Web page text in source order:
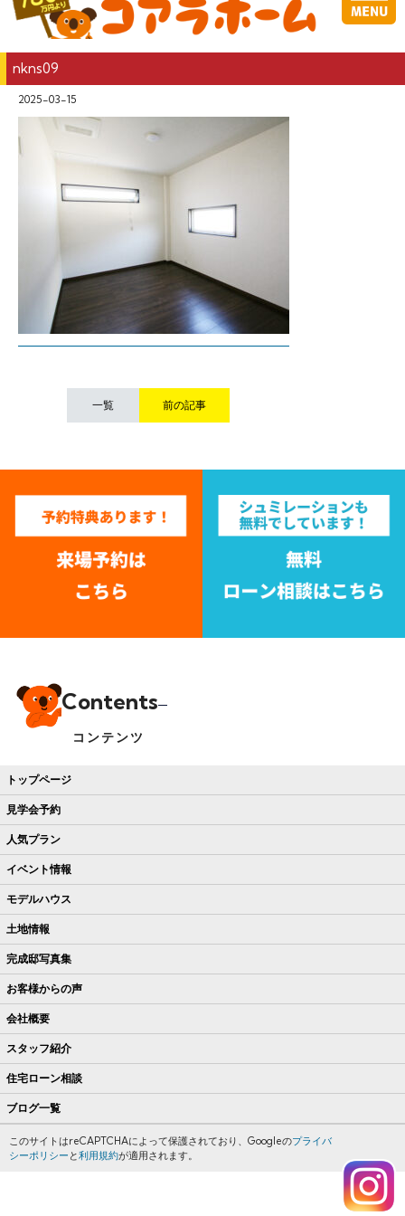
nkns09
2025-03-15
一覧 前の記事
Contents
コンテンツ
トップページ
見学会予約
人気プラン
イベント情報
モデルハウス
土地情報
完成邸写真集
お客様からの声
会社概要
スタッフ紹介
住宅ローン相談
ブログ一覧
このサイトはreCAPTCHAによって保護されており、Googleのプライバ
シーポリシー と利用規約が適用されます。